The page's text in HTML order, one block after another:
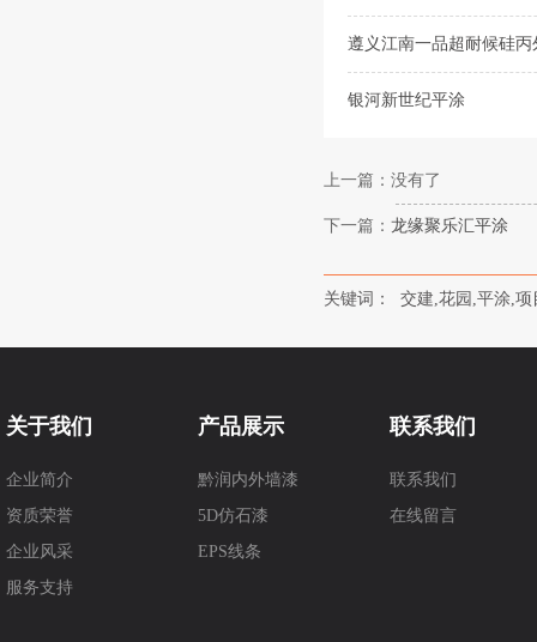
遵义江南一品超耐候硅丙
银河新世纪平涂
上一篇：没有了
下一篇： 龙缘聚乐汇平涂
关键词： 交建,花园,平涂,
关于我们
企业简介
资质荣誉
企业风采
服务支持
产品展示
黔润内外墙漆
5D仿石漆
EPS线条
联系我们
联系我们
在线留言